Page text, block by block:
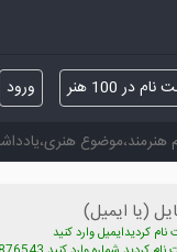
نام در 100 هنر ورود
(یا ایمیل)
نام کردیدایمیل وارد کنید